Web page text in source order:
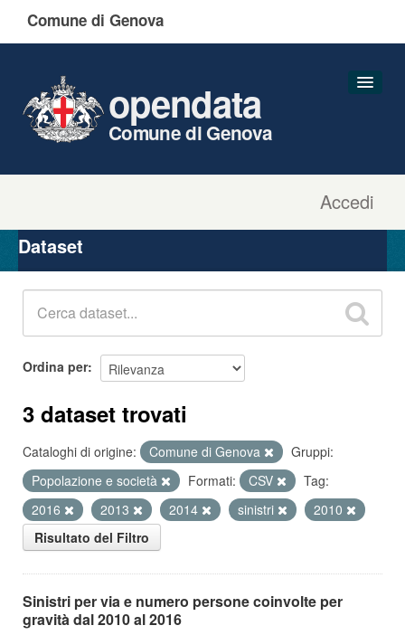
Comune di Genova
Accedi
opendata
Comune di Genova
Organizzazioni
Gruppi
Dataset
Ordina per
3 dataset trovati
Cataloghi di origine: Comune di Genova
Gruppi:
Popolazione e società
Formati: CSV
Tag:
2016
2013 2014 sinistri
2010
Risultato del Filtro
Sinistri per via e numero persone coinvolte per
gravità dal 2010 al 2016